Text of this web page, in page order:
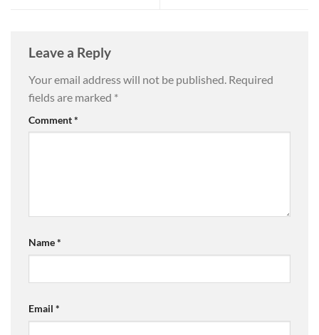
Leave a Reply
Your email address will not be published. Required
fields are marked *
Comment*
Name*
Email *